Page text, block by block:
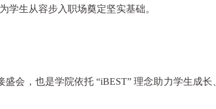
学生从容步入职场奠定坚实基础。
会，也是学院依托 “iBEST” 理念助力学生成长